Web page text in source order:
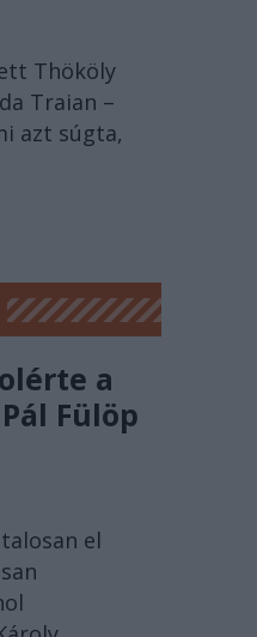
Thököly
Traian –
azt súgta,
a
Fülöp
el